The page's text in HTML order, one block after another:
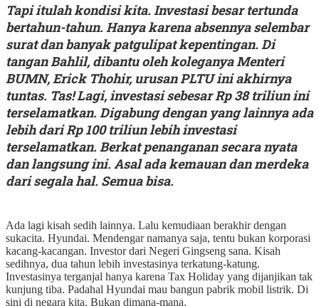
Tapi itulah kondisi kita. Investasi besar tertunda
bertahun-tahun. Hanya karena absennya selembar
surat dan banyak patgulipat kepentingan. Di
tangan Bahlil, dibantu oleh koleganya Menteri
BUMN, Erick Thohir, urusan PLTU ini akhirnya
tuntas. Tas! Lagi, investasi sebesar Rp 38 triliun ini
terselamatkan. Digabung dengan yang lainnya ada
lebih dari Rp 100 triliun lebih investasi
terselamatkan. Berkat penanganan secara nyata
dan langsung ini. Asal ada kemauan dan merdeka
dari segala hal. Semua bisa.
Ada lagi kisah sedih lainnya. Lalu kemudiaan berakhir dengan
sukacita. Hyundai. Mendengar namanya saja, tentu bukan korporasi
kacang-kacangan. Investor dari Negeri Gingseng sana. Kisah
sedihnya, dua tahun lebih investasinya terkatung-katung.
Investasinya terganjal hanya karena Tax Holiday yang dijanjikan tak
kunjung tiba. Padahal Hyundai mau bangun pabrik mobil listrik. Di
sini di negara kita. Bukan dimana-mana.